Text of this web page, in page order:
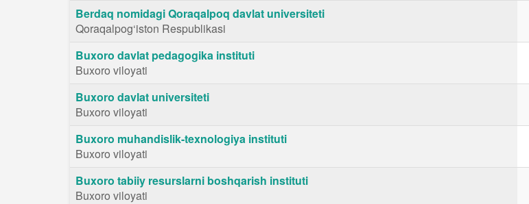
Berdaq nomidagi Qoraqalpoq davlat universiteti
Qoraqalpog‘iston Respublikasi
Buxoro davlat pedagogika instituti
Buxoro viloyati
Buxoro davlat universiteti
Buxoro viloyati
Buxoro muhandislik-texnologiya instituti
Buxoro viloyati
Buxoro tabiiy resurslarni boshqarish instituti
Buxoro viloyati